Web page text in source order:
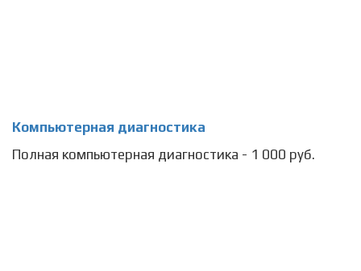
Компьютерная диагностика
Полная компьютерная диагностика - 1 000 руб.